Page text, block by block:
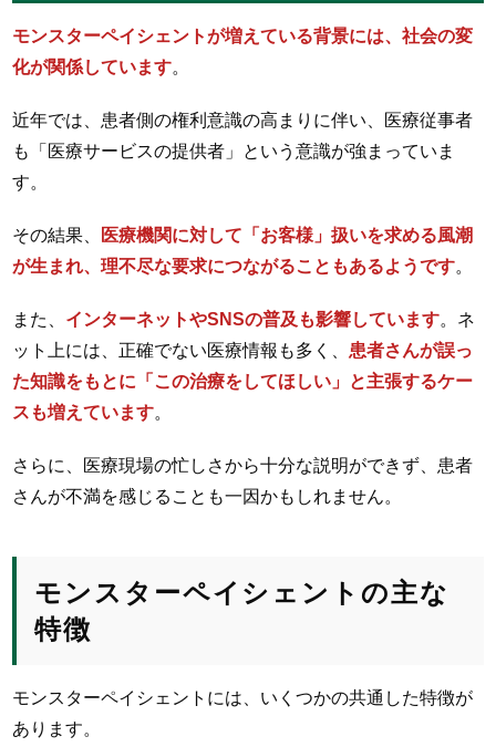
モンスターペイシェントが増えている背景には、社会の変
化が関係しています。
近年では、患者側の権利意識の高まりに伴い、医療従事者
も「医療サービスの提供者」という意識が強まっていま
す。
その結果、
医療機関に対して「お客様」扱いを求める風潮
が生まれ、理不尽な要求につながることもあるようです。
また、 インターネットやSNSの普及も影響しています。ネ
ット上には、正確でない医療情報も多く、 患者さんが誤っ
た知識をもとに「この治療をしてほしい」と主張するケー
スも増えています。
さらに、医療現場の忙しさから十分な説明ができず、患者
さんが不満を感じることも一因かもしれません。
モンスターペイシェントの主な
特徴
モンスターペイシェントには、いくつかの共通した特徴が
あります。